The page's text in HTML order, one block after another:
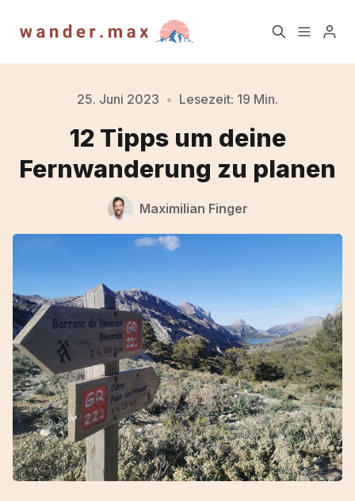
Newsletter Über mich
TrailAktuell Newsletter
Datenschutz Account
Bitte gebe mindestens 3 Zeichen ein
25. Juni 2023 • Lesezeit: 19 Min.
12 Tipps um deine
Fernwanderung zu planen
Maximilian Finger